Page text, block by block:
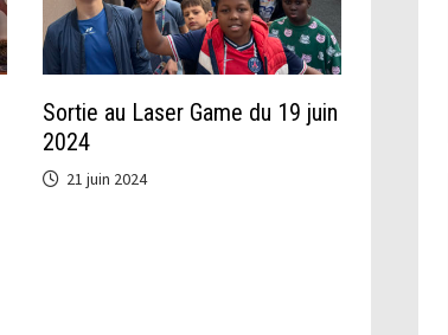
Sortie au Laser Game du 19 juin
2024
21 juin 2024